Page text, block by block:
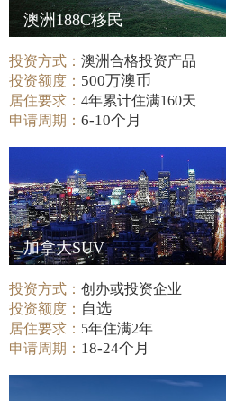
澳洲188C移民
投资方式：澳洲合格投资产品
投资额度： 500万澳币
居住要求：4年累计住满160天
申请周期：6-10个月
加拿大SUV
投资方式：创办或投资企业
投资额度： 自选
居住要求： 5年住满2年
申请周期： 18-24个月